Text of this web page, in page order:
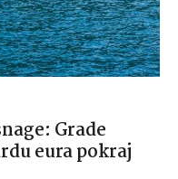
Grade
eura pokraj